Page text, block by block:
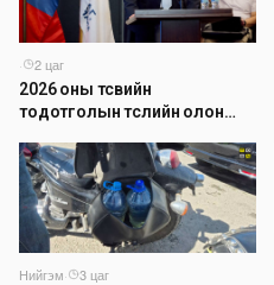
·
2 цаг
2026 оны төсвийн
тодотголын төслийн олон
Нийгэм·
3 цаг